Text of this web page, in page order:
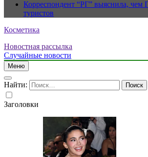
Корреспондент “РГ” выяснила, чем
туристов
Косметика
Новостная рассылка
Случайные новости
Меню
Найти:
Заголовки